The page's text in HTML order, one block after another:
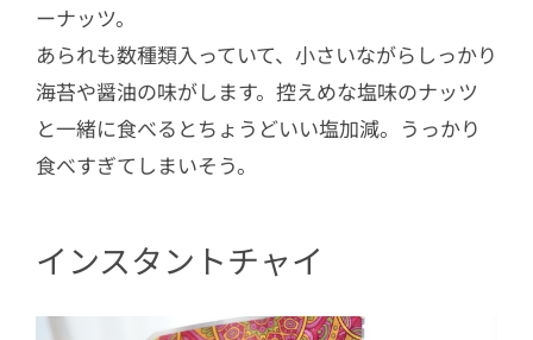
ーナッツ。
あられも数種類入っていて、小さいながらしっかり
海苔や醤油の味がします。控えめな塩味のナッツ
と一緒に食べるとちょうどいい塩加減。うっかり
食べすぎてしまいそう。
インスタントチャイ